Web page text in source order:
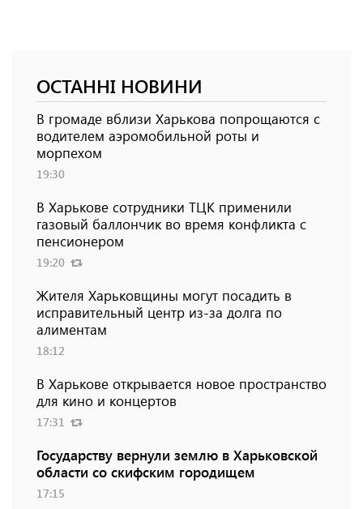
ОСТАННІ НОВИНИ
В громаде вблизи Харькова попрощаются с
водителем аэромобильной роты и
морпехом
19:30
В Харькове сотрудники ТЦК применили
газовый баллончик во время конфликта с
пенсионером
19:20
Жителя Харьковщины могут посадить в
исправительный центр из-за долга по
алиментам
18:12
В Харькове открывается новое пространство
для кино и концертов
17:31
Государству вернули землю в Харьковской
области со скифским городищем
17:15